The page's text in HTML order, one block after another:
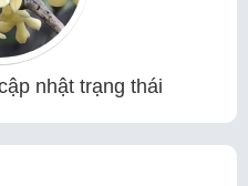
nhật trạng thái